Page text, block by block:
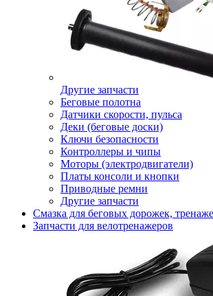
Другие запчасти
Беговые полотна
Датчики скорости, пульса
Деки (беговые доски)
Ключи безопасности
Контроллеры и чипы
Моторы (электродвигатели)
Платы консоли и кнопки
Приводные ремни
Другие запчасти
Смазка для беговых дорожек,
Запчасти для велотренажеров